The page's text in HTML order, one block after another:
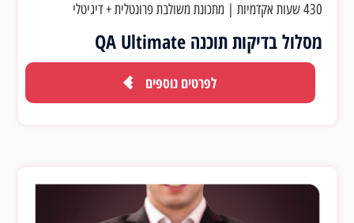
430 שעות אקדמיות | מתכונת משולבת פרונטלית + דיגיטלי
מסלול בדיקות תוכנה QA Ultimate
לפרטים נוספים